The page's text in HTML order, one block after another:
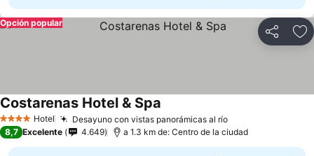
Compartir
Opción popular
4 EstrellasHotel Desayuno con vistas panorámicas al ríoVer precios
Costarenas Hotel & Spa
8,7 Excelente 4.649 a 1.3 km de: Centro de la ciudad